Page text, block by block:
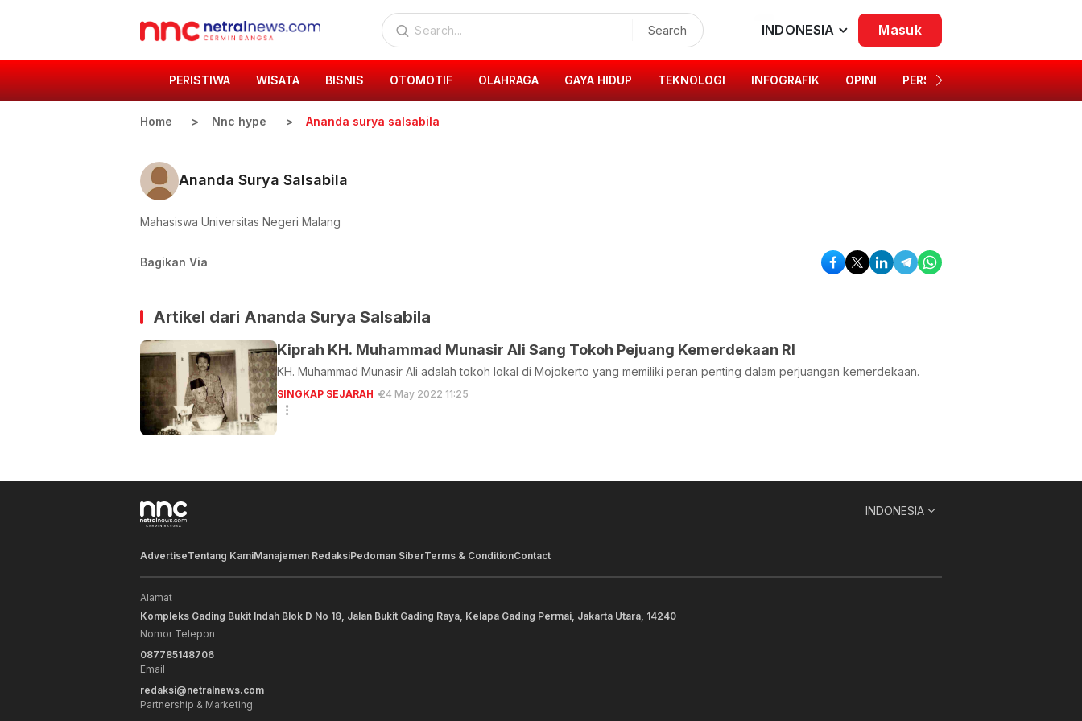
Search INDONESIA Masuk
PERISTIWA WISATA BISNIS OTOMOTIF OLAHRAGA GAYA HIDUP TEKNOLOGI INFOGRAFIK OPINI PERSONA
Home Nnc hype Ananda surya salsabila
Ananda Surya Salsabila
Mahasiswa Universitas Negeri Malang
Bagikan Via
Artikel dari Ananda Surya Salsabila
Kiprah KH. Muhammad Munasir Ali Sang Tokoh Pejuang Kemerdekaan RI
KH. Muhammad Munasir Ali adalah tokoh lokal di Mojokerto yang memiliki peran penting dalam perjuangan kemerdekaan.
SINGKAP SEJARAH 24 May 2022 11:25
INDONESIA
AdvertiseTentang KamiManajemen RedaksiPedoman SiberTerms & ConditionContact
Alamat
Kompleks Gading Bukit Indah Blok D No 18, Jalan Bukit Gading Raya, Kelapa Gading Permai, Jakarta Utara, 14240
Nomor Telepon
087785148706
Email
redaksi@netralnews.com
Partnership & Marketing